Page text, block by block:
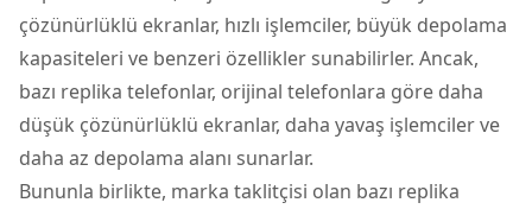
çözünürlüklü ekranlar, hızlı işlemciler, büyük depolama
kapasiteleri ve benzeri özellikler sunabilirler. Ancak,
bazı replika telefonlar, orijinal telefonlara göre daha
düşük çözünürlüklü ekranlar, daha yavaş işlemciler ve
daha az depolama alanı sunarlar.
Bununla birlikte, marka taklitçisi olan bazı replika